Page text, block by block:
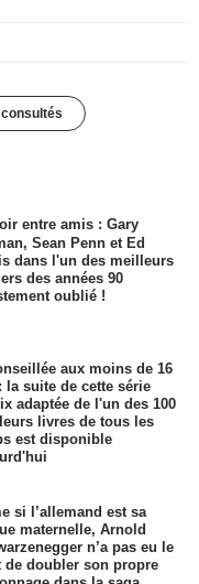
entre amis : Gary
Sean Penn et Ed
dans l'un des meilleurs
des années 90
oublié !
aux moins de 16
la suite de cette série
adaptée de l'un des 100
livres de tous les
est disponible
si l’allemand est sa
maternelle, Arnold
n’a pas eu le
de doubler son propre